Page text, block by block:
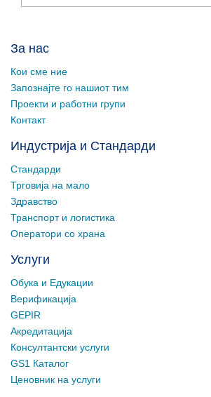
За нас
Кои сме ние
Запознајте го нашиот тим
Проекти и работни групи
Контакт
Индустрија и Стандарди
Стандарди
Трговија на мало
Здравство
Транспорт и логистика
Оператори со храна
Услуги
Обука и Едукации
Верификација
GEPIR
Акредитација
Консултантски услуги
GS1 Каталог
Ценовник на услуги